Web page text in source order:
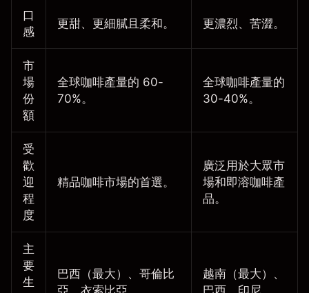
口
感
更甜、更細膩且柔和。 更濃烈、苦澀。
市
場
份
額
全球咖啡產量的 60-
70%。
全球咖啡產量的
30-40%。
受
歡
迎
程
度
精品咖啡市場的首選。
廣泛用於大眾市
場和即溶咖啡產
品。
主
要
生
巴西（最大）、哥倫比
越南（最大）、